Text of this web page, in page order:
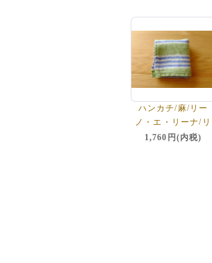
ハンカチ/麻/リー
ノ・エ・リーナ/リ
トアニアリネン/lino
1,760円(内税)